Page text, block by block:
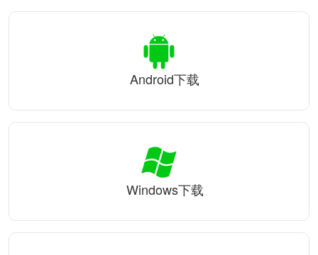
Android下载
Windows下载